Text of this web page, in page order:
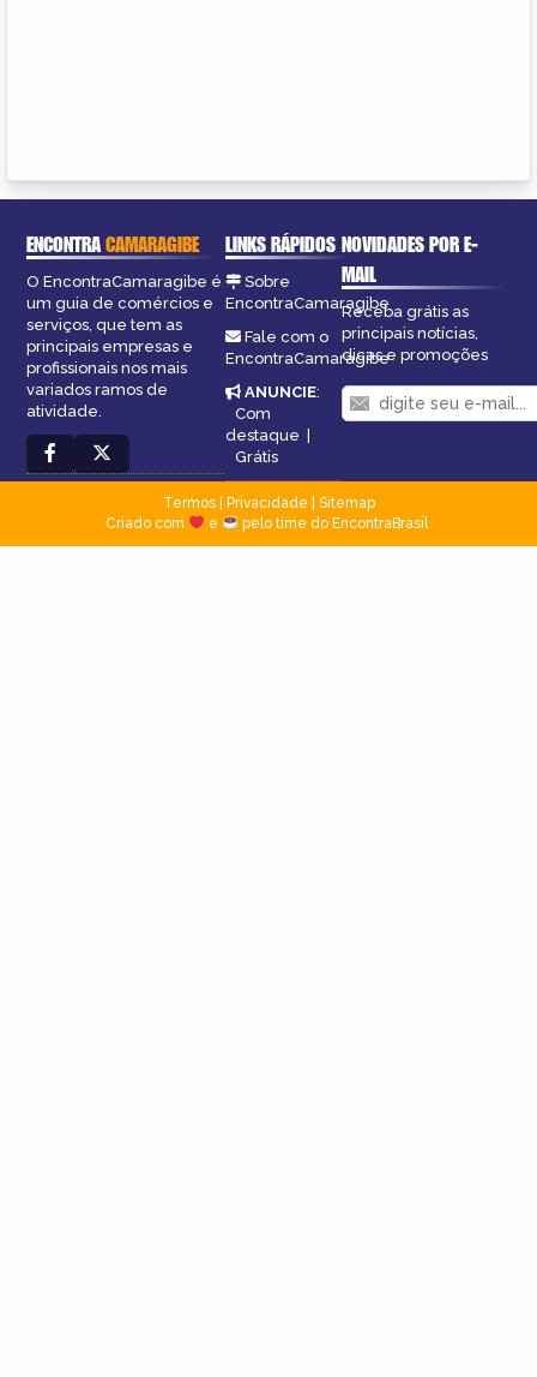
ENCONTRACAMARAGIBE
O EncontraCamaragibe é
um guia de comércios e
serviços, que tem as
principais empresas e
profissionais nos mais
variados ramos de
atividade.
LINKS RÁPIDOS
Sobre
EncontraCamaragibe
Fale com o
EncontraCamaragibe
ANUNCIE:
Com
destaque
Grátis
NOVIDADES POR E-
MAIL
Receba grátis as
principais notícias,
dicas e promoções
Termos| Privacidade
Sitemap
Criado com
e pelo time do EncontraBrasil